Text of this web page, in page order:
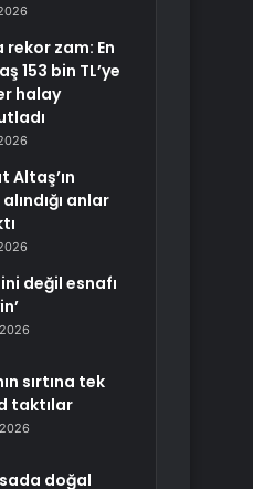
zam: En
153 bin TL’ye
halay
Altaş’ın
anlar
değil esnafı
sırtına tek
taktılar
doğal